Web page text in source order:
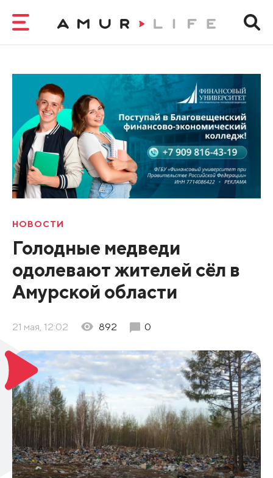
НОВОСТИ
Голодные медведи
одолевают жителей сёл в
Амурской области
21 мая, 12:02 892 0